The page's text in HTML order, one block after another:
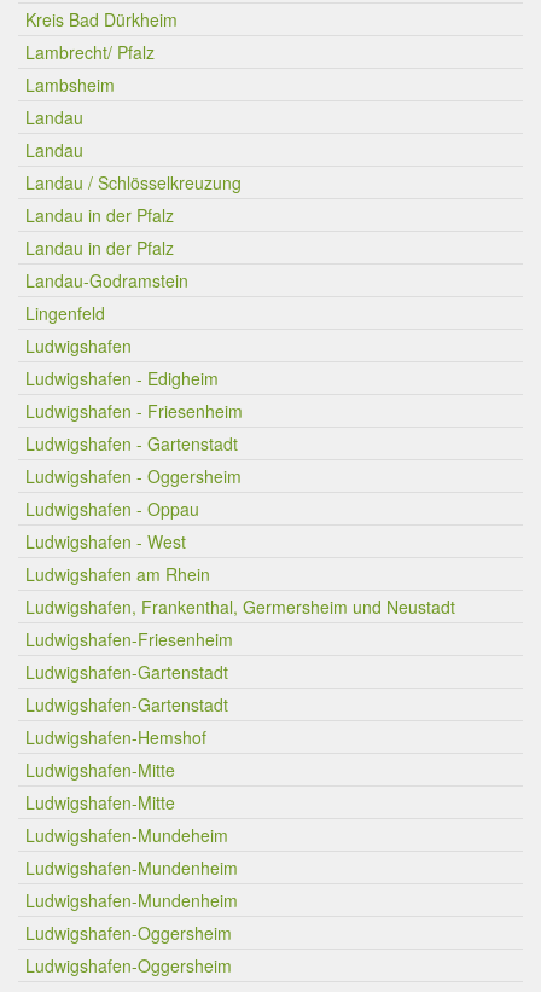
Kreis Bad Dürkheim
Lambrecht/ Pfalz
Lambsheim
Landau
Landau
Landau / Schlösselkreuzung
Landau in der Pfalz
Landau in der Pfalz
Landau-Godramstein
Lingenfeld
Ludwigshafen
Ludwigshafen - Edigheim
Ludwigshafen - Friesenheim
Ludwigshafen - Gartenstadt
Ludwigshafen - Oggersheim
Ludwigshafen - Oppau
Ludwigshafen - West
Ludwigshafen am Rhein
Ludwigshafen, Frankenthal, Germersheim und Neustadt
Ludwigshafen-Friesenheim
Ludwigshafen-Gartenstadt
Ludwigshafen-Gartenstadt
Ludwigshafen-Hemshof
Ludwigshafen-Mitte
Ludwigshafen-Mitte
Ludwigshafen-Mundeheim
Ludwigshafen-Mundenheim
Ludwigshafen-Mundenheim
Ludwigshafen-Oggersheim
Ludwigshafen-Oggersheim